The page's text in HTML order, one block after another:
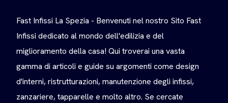
Fast Infissi La Spezia - Benvenuti nel nostro Sito Fast
Infissi dedicato al mondo dell'edilizia e del
miglioramento della casa! Qui troverai una vasta
gamma di articoli e guide su argomenti come design
d'interni, ristrutturazioni, manutenzione degli infissi,
zanzariere, tapparelle e molto altro. Se cercate